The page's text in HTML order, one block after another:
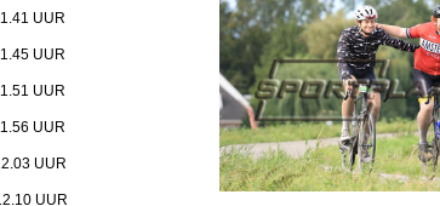
UUR
UUR
UUR
UUR
UUR
UUR